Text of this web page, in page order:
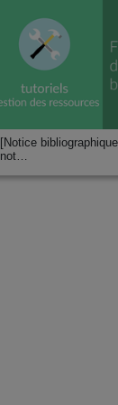
[Notice
not…